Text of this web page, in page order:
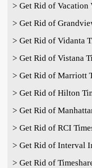
> Get Rid of Vacation
> Get Rid of
> Get Rid of Vidanta
> Get Rid of Vistana
> Get Rid of Marriott
> Get Rid of Hilton
> Get Rid of
> Get Rid of RCI
> Get Rid of Interval
> Get Rid of